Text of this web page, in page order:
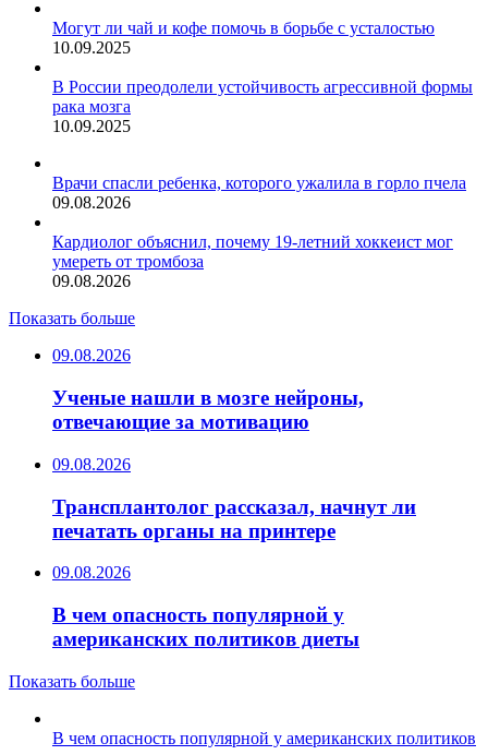
Могут ли чай и кофе помочь в борьбе с усталостью
10.09.2025
В России преодолели устойчивость агрессивной формы
рака мозга
10.09.2025
Врачи спасли ребенка, которого ужалила в горло пчела
09.08.2026
Кардиолог объяснил, почему 19-летний хоккеист мог
умереть от тромбоза
09.08.2026
Показать больше
09.08.2026
Ученые нашли в мозге нейроны,
отвечающие за мотивацию
09.08.2026
Трансплантолог рассказал, начнут ли
печатать органы на принтере
09.08.2026
В чем опасность популярной у
американских политиков диеты
Показать больше
В чем опасность популярной у американских политиков